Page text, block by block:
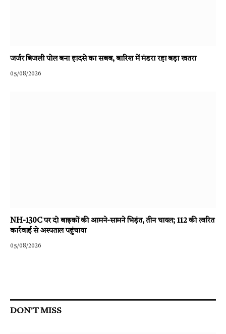
जर्जर बिजली पोल बना हादसे का सबब, बारिश में मंडरा रहा बड़ा खतरा
05/08/2026
NH-130C पर दो बाइकों की आमने-सामने भिड़ंत, तीन घायल; 112 की त्वरित
कार्रवाई से अस्पताल पहुंचाया
05/08/2026
DON'T MISS